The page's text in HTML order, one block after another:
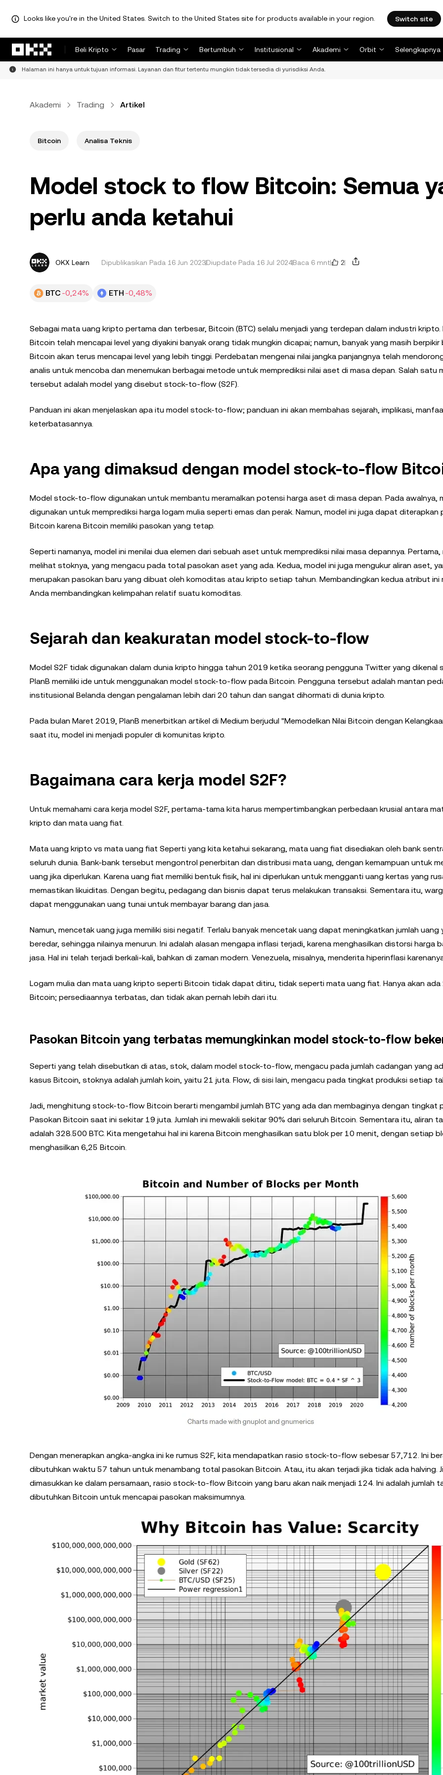
Looks like you're in the United States. Switch to the United States site for products available in your region. Switch site
Beli Kripto
Pasar Trading Bertumbuh Institusional Akademi Orbit Selengkapnya
Halaman ini hanya untuk tujuan informasi. Layanan dan fitur tertentu mungkin tidak tersedia di yurisdiksi Anda.
Akademi Trading Artikel
Bitcoin Analisa Teknis
Model stock to flow Bitcoin: Semua
perlu anda ketahui
OKX Learn Dipublikasikan Pada 16 Jun 2023Diupdate Pada 16 Jul 2024Baca 6 mnt 2
BTC -0,24% ETH -0,48%
Sebagai mata uang kripto pertama dan terbesar, Bitcoin (BTC) selalu menjadi yang terdepan dalam industri kripto.
Bitcoin telah mencapai level yang diyakini banyak orang tidak mungkin dicapai; namun, banyak yang masih berpikir
Bitcoin akan terus mencapai level yang lebih tinggi. Perdebatan mengenai nilai jangka panjangnya telah
analis untuk mencoba dan menemukan berbagai metode untuk memprediksi nilai aset di masa depan. Salah satu
tersebut adalah model yang disebut stock-to-flow (S2F).
Panduan ini akan menjelaskan apa itu model stock-to-flow; panduan ini akan membahas sejarah, implikasi,
keterbatasannya.
Apa yang dimaksud dengan model stock-to-flow
Model stock-to-flow digunakan untuk membantu meramalkan potensi harga aset di masa depan. Pada awalnya,
digunakan untuk memprediksi harga logam mulia seperti emas dan perak. Namun, model ini juga dapat diterapkan
Bitcoin karena Bitcoin memiliki pasokan yang tetap.
Seperti namanya, model ini menilai dua elemen dari sebuah aset untuk memprediksi nilai masa depannya. Pertama,
melihat stoknya, yang mengacu pada total pasokan aset yang ada. Kedua, model ini juga mengukur aliran aset,
merupakan pasokan baru yang dibuat oleh komoditas atau kripto setiap tahun. Membandingkan kedua atribut ini
Anda membandingkan kelimpahan relatif suatu komoditas.
Sejarah dan keakuratan model stock-to-flow
Model S2F tidak digunakan dalam dunia kripto hingga tahun 2019 ketika seorang pengguna Twitter yang dikenal
PlanB memiliki ide untuk menggunakan model stock-to-flow pada Bitcoin. Pengguna tersebut adalah mantan
institusional Belanda dengan pengalaman lebih dari 20 tahun dan sangat dihormati di dunia kripto.
Pada bulan Maret 2019, PlanB menerbitkan artikel di Medium berjudul "Memodelkan Nilai Bitcoin dengan
saat itu, model ini menjadi populer di komunitas kripto.
Bagaimana cara kerja model S2F?
Untuk memahami cara kerja model S2F, pertama-tama kita harus mempertimbangkan perbedaan krusial antara
kripto dan mata uang fiat.
Mata uang kripto vs mata uang fiat Seperti yang kita ketahui sekarang, mata uang fiat disediakan oleh bank
seluruh dunia. Bank-bank tersebut mengontrol penerbitan dan distribusi mata uang, dengan kemampuan untuk
uang jika diperlukan. Karena uang fiat memiliki bentuk fisik, hal ini diperlukan untuk mengganti uang kertas yang
memastikan likuiditas. Dengan begitu, pedagang dan bisnis dapat terus melakukan transaksi. Sementara itu,
dapat menggunakan uang tunai untuk membayar barang dan jasa.
Namun, mencetak uang juga memiliki sisi negatif. Terlalu banyak mencetak uang dapat meningkatkan jumlah uang
beredar, sehingga nilainya menurun. Ini adalah alasan mengapa inflasi terjadi, karena menghasilkan distorsi harga
jasa. Hal ini telah terjadi berkali-kali, bahkan di zaman modern. Venezuela, misalnya, menderita hiperinflasi
Logam mulia dan mata uang kripto seperti Bitcoin tidak dapat ditiru, tidak seperti mata uang fiat. Hanya akan
Bitcoin; persediaannya terbatas, dan tidak akan pernah lebih dari itu.
Pasokan Bitcoin yang terbatas memungkinkan model stock-to-flow
Seperti yang telah disebutkan di atas, stok, dalam model stock-to-flow, mengacu pada jumlah cadangan yang
kasus Bitcoin, stoknya adalah jumlah koin, yaitu 21 juta. Flow, di sisi lain, mengacu pada tingkat produksi setiap
Jadi, menghitung stock-to-flow Bitcoin berarti mengambil jumlah BTC yang ada dan membaginya dengan tingkat
Pasokan Bitcoin saat ini sekitar 19 juta. Jumlah ini mewakili sekitar 90% dari seluruh Bitcoin. Sementara itu, aliran
adalah 328.500 BTC. Kita mengetahui hal ini karena Bitcoin menghasilkan satu blok per 10 menit, dengan setiap
menghasilkan 6,25 Bitcoin.
Dengan menerapkan angka-angka ini ke rumus S2F, kita mendapatkan rasio stock-to-flow sebesar 57,712. Ini
dibutuhkan waktu 57 tahun untuk menambang total pasokan Bitcoin. Atau, itu akan terjadi jika tidak ada halving.
dimasukkan ke dalam persamaan, rasio stock-to-flow Bitcoin yang baru akan naik menjadi 124. Ini adalah jumlah
dibutuhkan Bitcoin untuk mencapai pasokan maksimumnya.